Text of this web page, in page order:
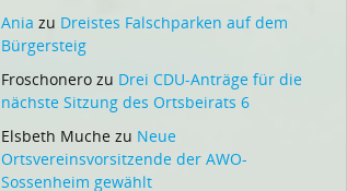
Ania zu Dreistes Falschparken auf dem
Bürgersteig
Froschonero zu Drei CDU-Anträge für die
nächste Sitzung des Ortsbeirats 6
Elsbeth Muche zu Neue
Ortsvereinsvorsitzende der AWO-
Sossenheim gewählt